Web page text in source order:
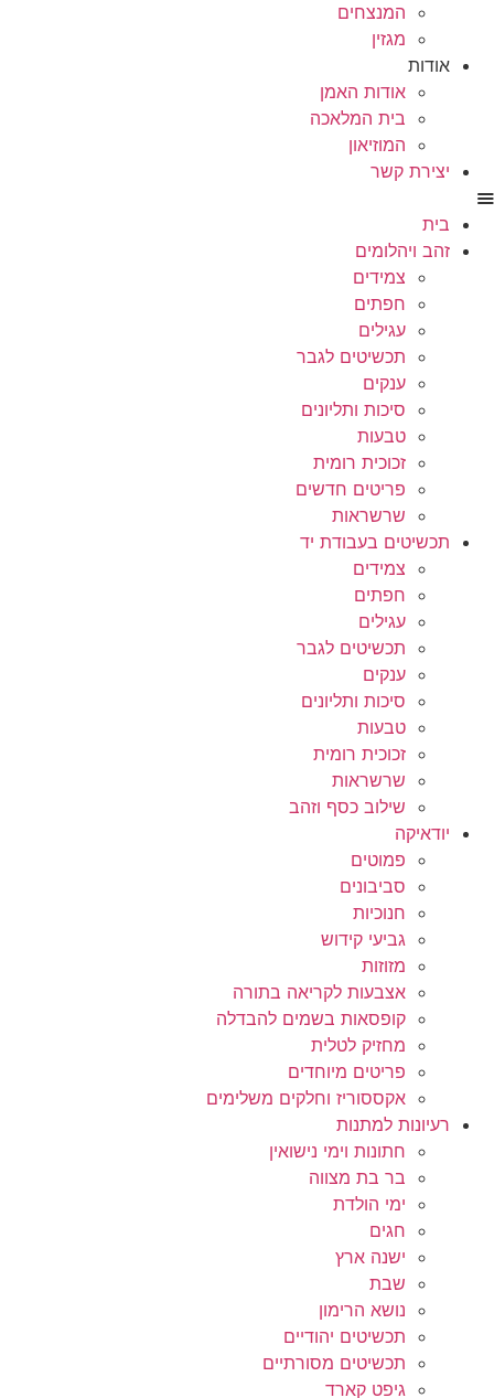
המנצחים
מגזין
אודות
אודות האמן
בית המלאכה
המוזיאון
יצירת קשר
בית
זהב ויהלומים
צמידים
חפתים
עגילים
תכשיטים לגבר
ענקים
סיכות ותליונים
טבעות
זכוכית רומית
פריטים חדשים
שרשראות
תכשיטים בעבודת יד
צמידים
חפתים
עגילים
תכשיטים לגבר
ענקים
סיכות ותליונים
טבעות
זכוכית רומית
שרשראות
שילוב כסף וזהב
יודאיקה
פמוטים
סביבונים
חנוכיות
גביעי קידוש
מזוזות
אצבעות לקריאה בתורה
קופסאות בשמים להבדלה
מחזיק לטלית
פריטים מיוחדים
אקססוריז וחלקים משלימים
רעיונות למתנות
חתונות וימי נישואין
בר בת מצווה
ימי הולדת
חגים
ישנה ארץ
שבת
נושא הרימון
תכשיטים יהודיים
תכשיטים מסורתיים
גיפט קארד